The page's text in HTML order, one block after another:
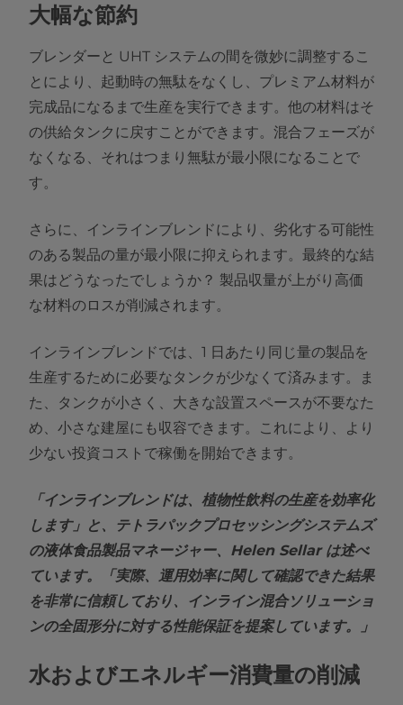
大幅な節約
ブレンダーと UHT システムの間を微妙に調整するこ
とにより、起動時の無駄をなくし、プレミアム材料が
完成品になるまで生産を実行できます。他の材料はそ
の供給タンクに戻すことができます。混合フェーズが
なくなる、それはつまり無駄が最小限になることで
す。
さらに、インラインブレンドにより、劣化する可能性
のある製品の量が最小限に抑えられます。最終的な結
果はどうなったでしょうか？ 製品収量が上がり高価
な材料のロスが削減されます。
インラインブレンドでは、1 日あたり同じ量の製品を
生産するために必要なタンクが少なくて済みます。ま
た、タンクが小さく、大きな設置スペースが不要なた
め、小さな建屋にも収容できます。これにより、より
少ない投資コストで稼働を開始できます。
「インラインブレンドは、植物性飲料の生産を効率化
します」と、テトラパックプロセッシングシステムズ
の液体食品製品マネージャー、Helen Sellar は述べ
ています。「実際、運用効率に関して確認できた結果
を非常に信頼しており、インライン混合ソリューショ
ンの全固形分に対する性能保証を提案しています。」
水およびエネルギー消費量の削減